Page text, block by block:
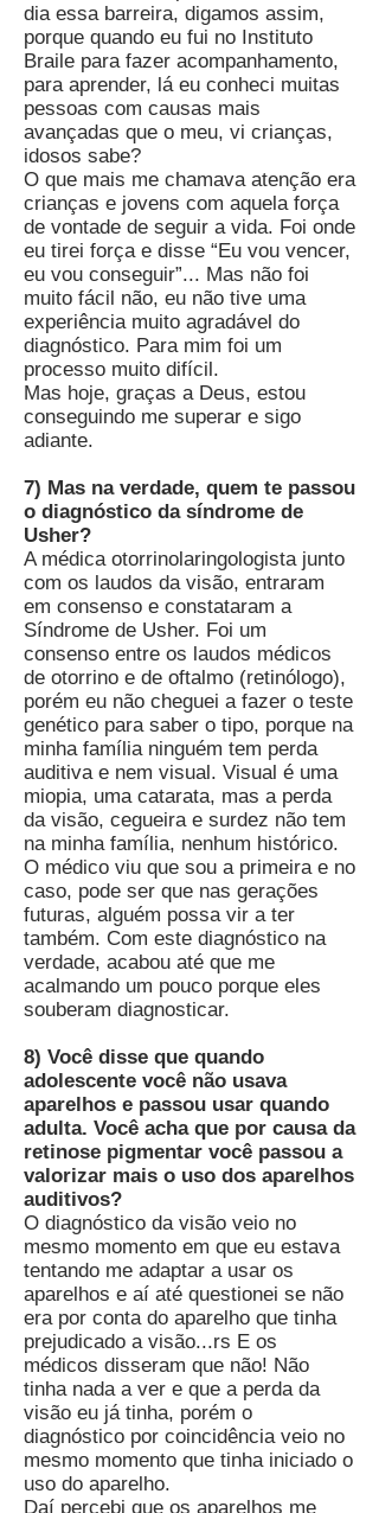
dia essa barreira, digamos assim,
porque quando eu fui no Instituto
Braile para fazer acompanhamento,
para aprender, lá eu conheci muitas
pessoas com causas mais
avançadas que o meu, vi crianças,
idosos sabe?
O que mais me chamava atenção era
crianças e jovens com aquela força
de vontade de seguir a vida. Foi onde
eu tirei força e disse “Eu vou vencer,
eu vou conseguir”... Mas não foi
muito fácil não, eu não tive uma
experiência muito agradável do
diagnóstico. Para mim foi um
processo muito difícil.
Mas hoje, graças a Deus, estou
conseguindo me superar e sigo
adiante.
7) Mas na verdade, quem te passou
o diagnóstico da síndrome de
Usher?
A médica otorrinolaringologista junto
com os laudos da visão, entraram
em consenso e constataram a
Síndrome de Usher. Foi um
consenso entre os laudos médicos
de otorrino e de oftalmo (retinólogo),
porém eu não cheguei a fazer o teste
genético para saber o tipo, porque na
minha família ninguém tem perda
auditiva e nem visual. Visual é uma
miopia, uma catarata, mas a perda
da visão, cegueira e surdez não tem
na minha família, nenhum histórico.
O médico viu que sou a primeira e no
caso, pode ser que nas gerações
futuras, alguém possa vir a ter
também. Com este diagnóstico na
verdade, acabou até que me
acalmando um pouco porque eles
souberam diagnosticar.
8) Você disse que quando
adolescente você não usava
aparelhos e passou usar quando
adulta. Você acha que por causa da
retinose pigmentar você passou a
valorizar mais o uso dos aparelhos
auditivos?
O diagnóstico da visão veio no
mesmo momento em que eu estava
tentando me adaptar a usar os
aparelhos e aí até questionei se não
era por conta do aparelho que tinha
prejudicado a visão...rs E os
médicos disseram que não! Não
tinha nada a ver e que a perda da
visão eu já tinha, porém o
diagnóstico por coincidência veio no
mesmo momento que tinha iniciado o
uso do aparelho.
Daí percebi que os aparelhos me